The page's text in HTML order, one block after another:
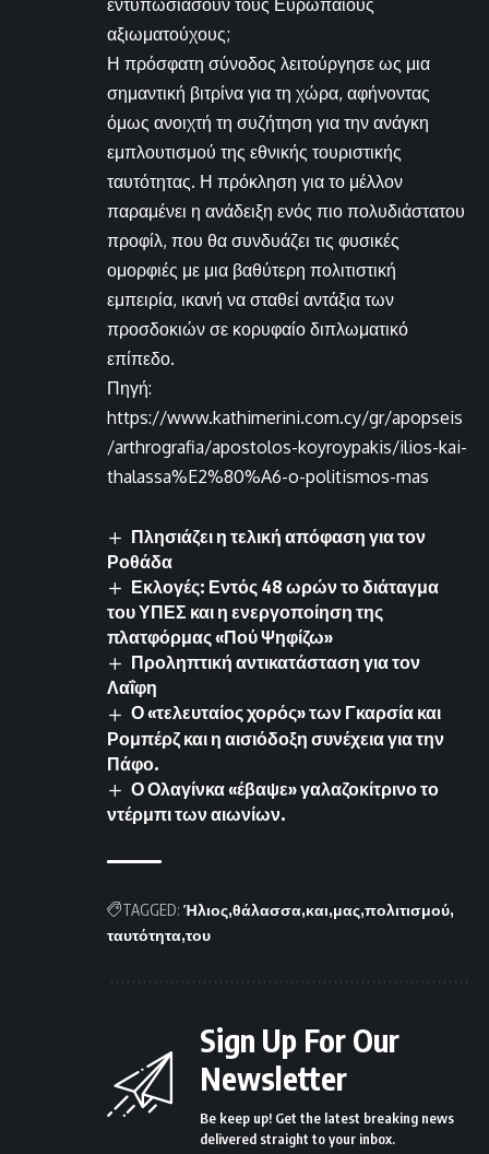
εντυπωσιάσουν τους Ευρωπαίους
αξιωματούχους;
Η πρόσφατη σύνοδος λειτούργησε ως μια
σημαντική βιτρίνα για τη χώρα, αφήνοντας
όμως ανοιχτή τη συζήτηση για την ανάγκη
εμπλουτισμού της εθνικής τουριστικής
ταυτότητας. Η πρόκληση για το μέλλον
παραμένει η ανάδειξη ενός πιο πολυδιάστατου
προφίλ, που θα συνδυάζει τις φυσικές
ομορφιές με μια βαθύτερη πολιτιστική
εμπειρία, ικανή να σταθεί αντάξια των
προσδοκιών σε κορυφαίο διπλωματικό
επίπεδο.
Πηγή:
https://www.kathimerini.com.cy/gr/apopseis
/arthrografia/apostolos-koyroypakis/ilios-kai-
thalassa%E2%80%A6-o-politismos-mas
Πλησιάζει η τελική απόφαση για τον
Ροθάδα
Εκλογές: Εντός 48 ωρών το διάταγμα
του ΥΠΕΣ και η ενεργοποίηση της
πλατφόρμας «Πού Ψηφίζω»
Προληπτική αντικατάσταση για τον
Λαΐφη
Ο «τελευταίος χορός» των Γκαρσία και
Ρομπέρζ και η αισιόδοξη συνέχεια για την
Πάφο.
Ο Ολαγίνκα «έβαψε» γαλαζοκίτρινο το
ντέρμπι των αιωνίων.
TAGGED: Ήλιος θάλασσα και μας πολιτισμού
ταυτότητα του
Sign Up For Our
Newsletter
Be keep up! Get the latest breaking news
delivered straight to your inbox.